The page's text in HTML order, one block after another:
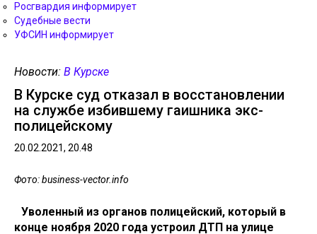
Росгвардия информирует
Судебные вести
УФСИН информирует
Новости: В Курске
В Курске суд отказал в восстановлении
на службе избившему гаишника экс-
полицейскому
20.02.2021, 20.48
Фото: business-vector.info
Уволенный из органов полицейский, который в
конце ноября 2020 года устроил ДТП на улице